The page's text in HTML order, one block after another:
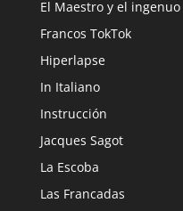
El Maestro y el ingenuo
Francos TokTok
Hiperlapse
In Italiano
Instrucción
Jacques Sagot
La Escoba
Las Francadas